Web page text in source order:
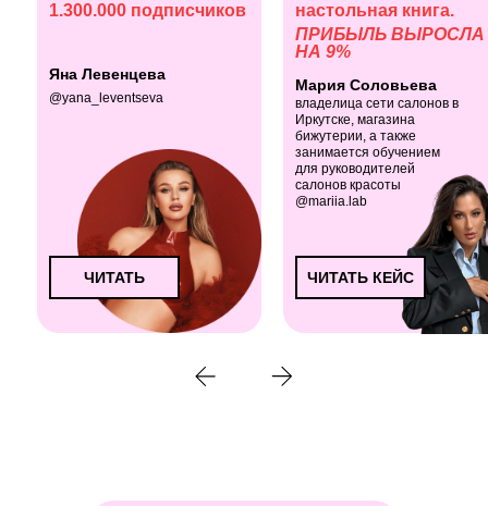
1.300.000 подписчиков
Яна Левенцева
@yana_leventseva
ЧИТАТЬ
настольная книга.
ПРИБЫЛЬ ВЫРОСЛА
НА 9%
Мария Соловьева
владелица сети салонов в
Иркутске, магазина
бижутерии, а также
занимается обучением
для руководителей
салонов красоты
@mariia.lab
ЧИТАТЬ КЕЙС